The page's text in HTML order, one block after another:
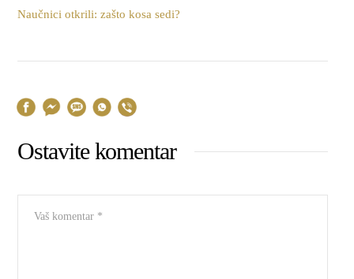
Naučnici otkrili: zašto kosa sedi?
Ostavite komentar